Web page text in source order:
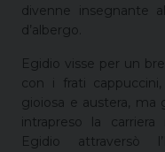
divenne insegnante
d’albergo.
Egidio visse per un
con i frati
gioiosa e austera, ma
intrapreso la carriera
Egidio